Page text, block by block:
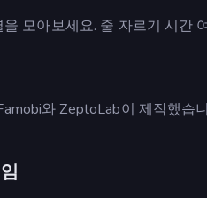
모아보세요. 줄 자르기 시간
와 ZeptoLab이 제작했습